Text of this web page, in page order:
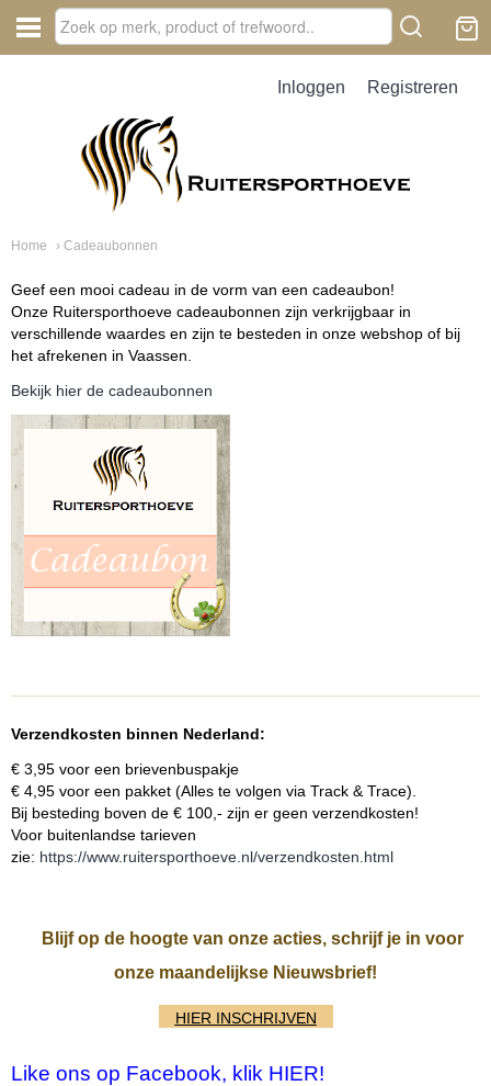
Inloggen Registreren
Home › Cadeaubonnen
Geef een mooi cadeau in de vorm van een cadeaubon!
Onze Ruitersporthoeve cadeaubonnen zijn verkrijgbaar in
verschillende waardes en zijn te besteden in onze webshop of bij
het afrekenen in Vaassen.
Bekijk hier de cadeaubonnen
Verzendkosten binnen Nederland:
€ 3,95 voor een brievenbuspakje
€ 4,95 voor een pakket (Alles te volgen via Track & Trace).
Bij besteding boven de € 100,- zijn er geen verzendkosten!
Voor buitenlandse tarieven
zie: https://www.ruitersporthoeve.nl/verzendkosten.html
Blijf op de hoogte van onze acties, schrijf je in voor
onze maandelijkse Nieuwsbrief!
HIER INSCHRIJVEN
Like ons op Facebook, klik HIER!